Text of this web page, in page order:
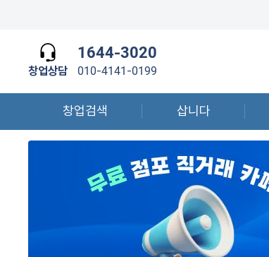
창업상담
1644-3020
010-4141-0199
창업검색 삽니다